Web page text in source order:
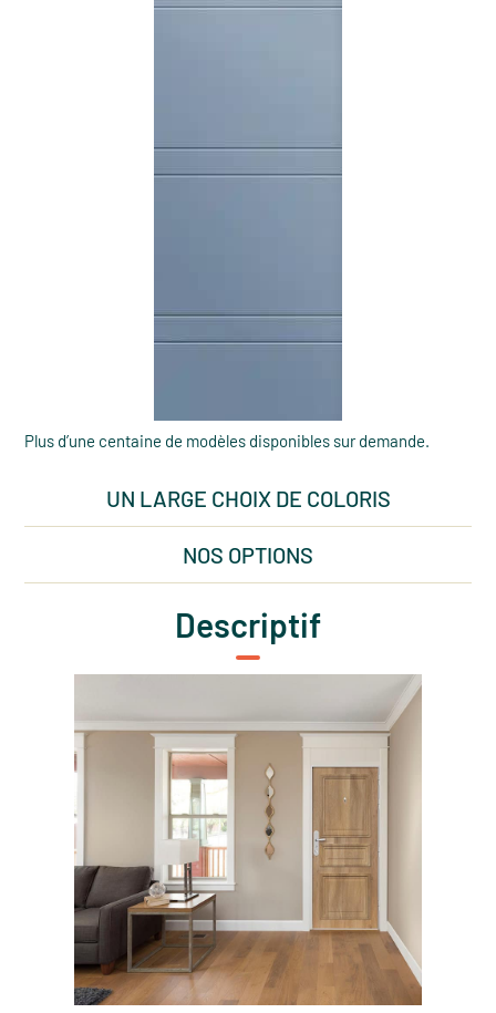
UN LARGE CHOIX DE COLORIS
NOS OPTIONS
Plus d’une centaine de modèles disponibles sur demande.
Descriptif